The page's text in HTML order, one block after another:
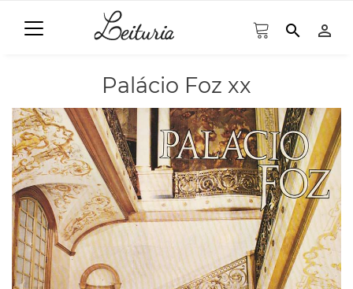
search person_outline
Palácio Foz xx